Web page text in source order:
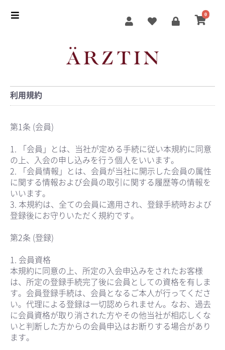
0
利用規約
第1条 (会員)
1. 「会員」とは、当社が定める手続に従い本規約に同意
の上、入会の申し込みを行う個人をいいます。
2. 「会員情報」とは、会員が当社に開示した会員の属性
に関する情報および会員の取引に関する履歴等の情報を
いいます。
3. 本規約は、全ての会員に適用され、登録手続時および
登録後にお守りいただく規約です。
第2条 (登録)
1. 会員資格
本規約に同意の上、所定の入会申込みをされたお客様
は、所定の登録手続完了後に会員としての資格を有しま
す。会員登録手続は、会員となるご本人が行ってくださ
い。代理による登録は一切認められません。なお、過去
に会員資格が取り消された方やその他当社が相応しくな
いと判断した方からの会員申込はお断りする場合があり
ます。